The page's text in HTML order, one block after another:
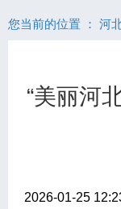
您当前的位置 ： 河
“美丽河
2026-01-25